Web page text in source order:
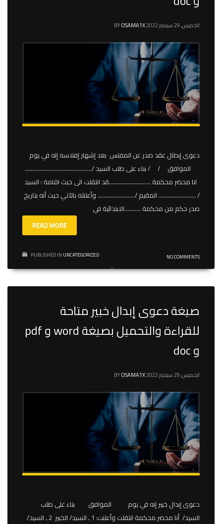
الخميس, 29 سبتمبر 2022 BYOSAMA1X
دعوى إبطال عقد صدر عن المفلس بعد إشهار إفلاسه إنه في يوم
الموافق / / بناء على طلب السيد /………………………………………
انا محضر محكمة ……………………….قد انتقلت الى حيث اقامة : السيد
/ ……………………. المقيم /……………………. وأعلنته بالآتي حيث أنه بتاريخ
صدر حكم من محكمة ………..الابتدائية في
READ MORE
PUBLISHED IN UNCATEGORIZED NO COMMENTS
صيغة دعوى إبدال خبير متاحة
للقراءة والتحميل بصيغة word و pdf
و doc
الخميس, 29 سبتمبر 2022 BYOSAMA1X
دعوى إبدال خبير إنه في يوم الموافق بناء على طلب
السيد/ أنا محضر محكمة انتقلت وأعلنت: 1 ـ السيد/ الخبير 2 ـ السيد/